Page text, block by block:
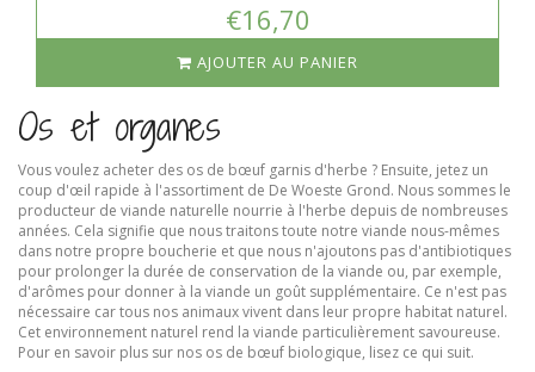
€16,70
AJOUTER AU PANIER
Os et organes
Vous voulez acheter des os de bœuf garnis d'herbe ? Ensuite, jetez un
coup d'œil rapide à l'assortiment de De Woeste Grond. Nous sommes le
producteur de viande naturelle nourrie à l'herbe depuis de nombreuses
années. Cela signifie que nous traitons toute notre viande nous-mêmes
dans notre propre boucherie et que nous n'ajoutons pas d'antibiotiques
pour prolonger la durée de conservation de la viande ou, par exemple,
d'arômes pour donner à la viande un goût supplémentaire. Ce n'est pas
nécessaire car tous nos animaux vivent dans leur propre habitat naturel.
Cet environnement naturel rend la viande particulièrement savoureuse.
Pour en savoir plus sur nos os de bœuf biologique, lisez ce qui suit.